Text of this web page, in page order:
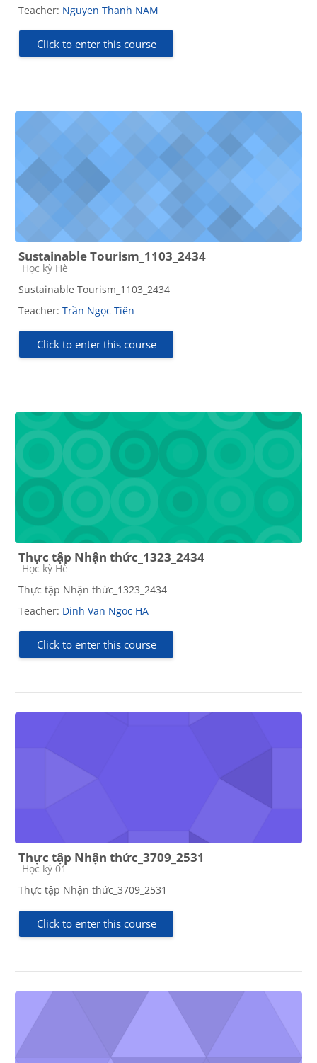
Teacher: Nguyen Thanh NAM
Click to enter this course
Sustainable Tourism_1103_2434
Course category
Học kỳ Hè
Sustainable Tourism_1103_2434
Teacher: Trần Ngọc Tiến
Click to enter this course
Thực tập Nhận thức_1323_2434
Course category
Học kỳ Hè
Thực tập Nhận thức_1323_2434
Teacher: Dinh Van Ngoc HA
Click to enter this course
Thực tập Nhận thức_3709_2531
Course category
Học kỳ 01
Thực tập Nhận thức_3709_2531
Click to enter this course